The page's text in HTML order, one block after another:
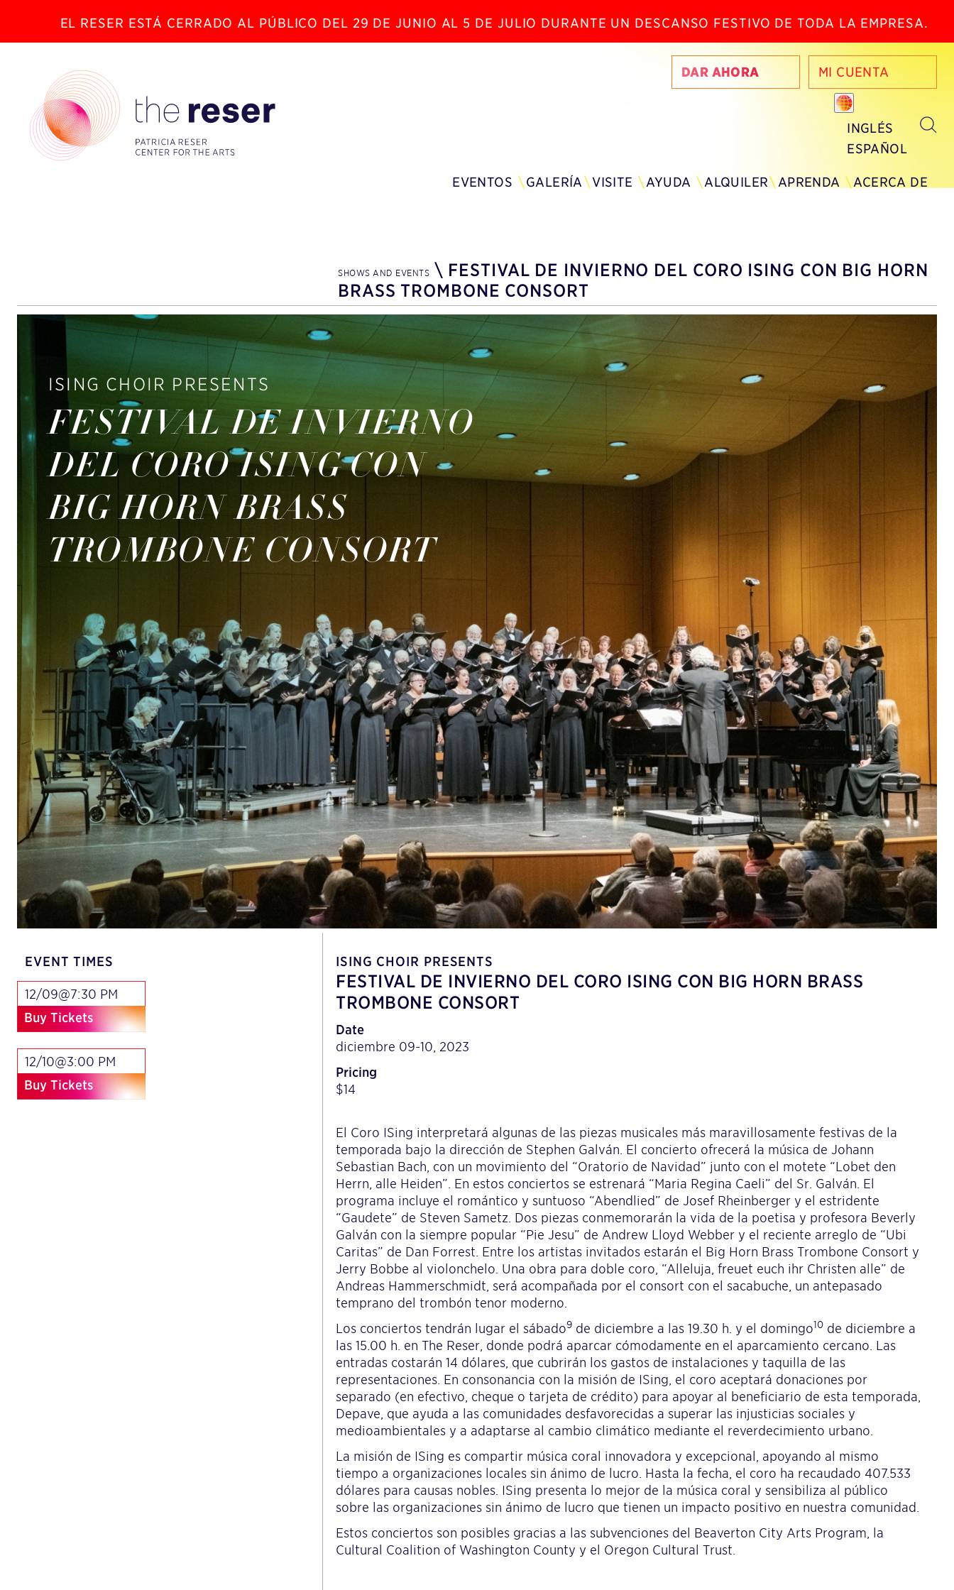
EL RESER ESTÁ CERRADO AL PÚBLICO DEL 29 DE JUNIO AL 5 DE JULIO DURANTE UN DESCANSO FESTIVO DE TODA LA EMPRESA.
DAR AHORA MI CUENTA
INGLÉS
ESPAÑOL
EVENTOS GALERÍA VISITE AYUDA ALQUILER APRENDA ACERCA DE
SHOWS AND EVENTS \ FESTIVAL DE INVIERNO DEL CORO ISING CON BIG HORN
BRASS TROMBONE CONSORT
ISING CHOIR PRESENTS
FESTIVAL DE INVIERNO
DEL CORO ISING CON
BIG HORN BRASS
TROMBONE CONSORT
EVENT TIMES
12/09@7:30 PM
Buy Tickets
12/10@3:00 PM
Buy Tickets
ISING CHOIR PRESENTS
FESTIVAL DE INVIERNO DEL CORO ISING CON BIG HORN BRASS
TROMBONE CONSORT
Date
diciembre 09-10, 2023
Pricing
$14
El Coro ISing interpretará algunas de las piezas musicales más maravillosamente festivas de la
temporada bajo la dirección de Stephen Galván. El concierto ofrecerá la música de Johann
Sebastian Bach, con un movimiento del “Oratorio de Navidad” junto con el motete “Lobet den
Herrn, alle Heiden”. En estos conciertos se estrenará “Maria Regina Caeli” del Sr. Galván. El
programa incluye el romántico y suntuoso “Abendlied” de Josef Rheinberger y el estridente
“Gaudete” de Steven Sametz. Dos piezas conmemorarán la vida de la poetisa y profesora Beverly
Galván con la siempre popular “Pie Jesu” de Andrew Lloyd Webber y el reciente arreglo de “Ubi
Caritas” de Dan Forrest. Entre los artistas invitados estarán el Big Horn Brass Trombone Consort y
Jerry Bobbe al violonchelo. Una obra para doble coro, “Alleluja, freuet euch ihr Christen alle” de
Andreas Hammerschmidt, será acompañada por el consort con el sacabuche, un antepasado
temprano del trombón tenor moderno.
Los conciertos tendrán lugar el sábado9 de diciembre a las 19.30 h. y el domingo10 de diciembre a
las 15.00 h. en The Reser, donde podrá aparcar cómodamente en el aparcamiento cercano. Las
entradas costarán 14 dólares, que cubrirán los gastos de instalaciones y taquilla de las
representaciones. En consonancia con la misión de ISing, el coro aceptará donaciones por
separado (en efectivo, cheque o tarjeta de crédito) para apoyar al beneficiario de esta temporada,
Depave, que ayuda a las comunidades desfavorecidas a superar las injusticias sociales y
medioambientales y a adaptarse al cambio climático mediante el reverdecimiento urbano.
La misión de ISing es compartir música coral innovadora y excepcional, apoyando al mismo
tiempo a organizaciones locales sin ánimo de lucro. Hasta la fecha, el coro ha recaudado 407.533
dólares para causas nobles. ISing presenta lo mejor de la música coral y sensibiliza al público
sobre las organizaciones sin ánimo de lucro que tienen un impacto positivo en nuestra comunidad.
Estos conciertos son posibles gracias a las subvenciones del Beaverton City Arts Program, la
Cultural Coalition of Washington County y el Oregon Cultural Trust.